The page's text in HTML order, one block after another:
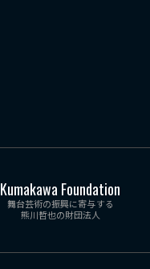
Kumakawa Foundation
舞台芸術の振興に寄与する
熊川哲也の財団法人